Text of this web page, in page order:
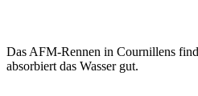
Das AFM-Rennen in Cournillens
absorbiert das Wasser gut.